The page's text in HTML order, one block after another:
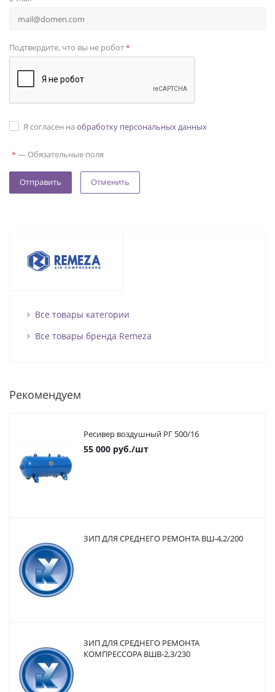
Подтвердите, что вы не робот*
Я согласен на обработку персональных данных
* — Обязательные поля
Отменить
Все товары категории
Все товары бренда Remeza
Рекомендуем
Ресивер воздушный РГ 500/16
55 000 руб./шт
ЗИП ДЛЯ СРЕДНЕГО РЕМОНТА ВШ-4,2/200
ЗИП ДЛЯ СРЕДНЕГО РЕМОНТА
КОМПРЕССОРА ВШВ-2,3/230